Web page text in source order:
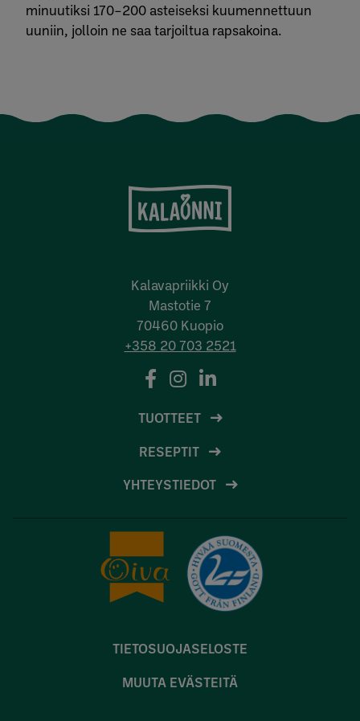
minuutiksi 170–200 asteiseksi kuumennettuun
uuniin, jolloin ne saa tarjoiltua rapsakoina.
Kalavapriikki Oy
Mastotie 7
70460 Kuopio
+358 20 703 2521
TUOTTEET
RESEPTIT
YHTEYSTIEDOT
TIETOSUOJASELOSTE
MUUTA EVÄSTEITÄ